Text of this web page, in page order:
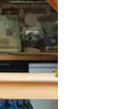
menggeser.